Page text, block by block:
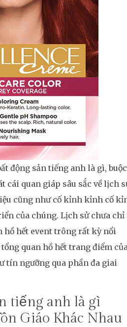
động sản tiếng anh là gì, buộc
cái quan giáp sâu sắc về lịch
cũng như cố kỉnh kỉnh cố
của chúng. Lịch sử chưa chỉ
hồ hết event trông rất kỳ nổi
quan hồ hết trang điểm
tín ngưỡng qua phần đa giai
tiếng anh là gì
Giáo Khác Nhau